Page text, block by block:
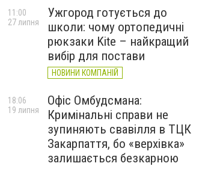
Ужгород готується до
школи: чому ортопедичні
рюкзаки Kite – найкращий
вибір для постави
НОВИНИ КОМПАНІЙ
11:00
27 липня
Офіс Омбудсмана:
Кримінальні справи не
зупиняють свавілля в ТЦК
Закарпаття, бо «верхівка»
залишається безкарною
18:06
19 липня